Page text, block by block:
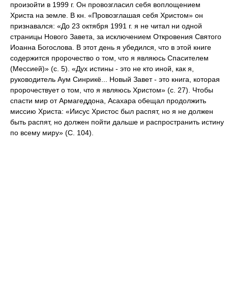
произойти в 1999 г. Он провозгласил себя воплощением
Христа на земле. В кн. «Провозглашая себя Христом» он
признавался: «До 23 октября 1991 г. я не читал ни одной
страницы Нового Завета, за исключением Откровения Святого
Иоанна Богослова. В этот день я убедился, что в этой книге
содержится пророчество о том, что я являюсь Спасителем
(Мессией)» (с. 5). «Дух истины - это не кто иной, как я,
руководитель Аум Синрикё... Новый Завет - это книга, которая
пророчествует о том, что я являюсь Христом» (с. 27). Чтобы
спасти мир от Армагеддона, Асахара обещал продолжить
миссию Христа: «Иисус Христос был распят, но я не должен
быть распят, но должен пойти дальше и распространить истину
по всему миру» (С. 104).